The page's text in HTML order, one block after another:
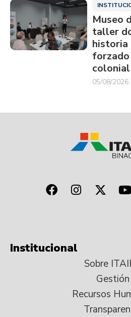
Museo
taller
historia
colonial
05/08/2026
Institucional
Sobre
Gestión
Recursos